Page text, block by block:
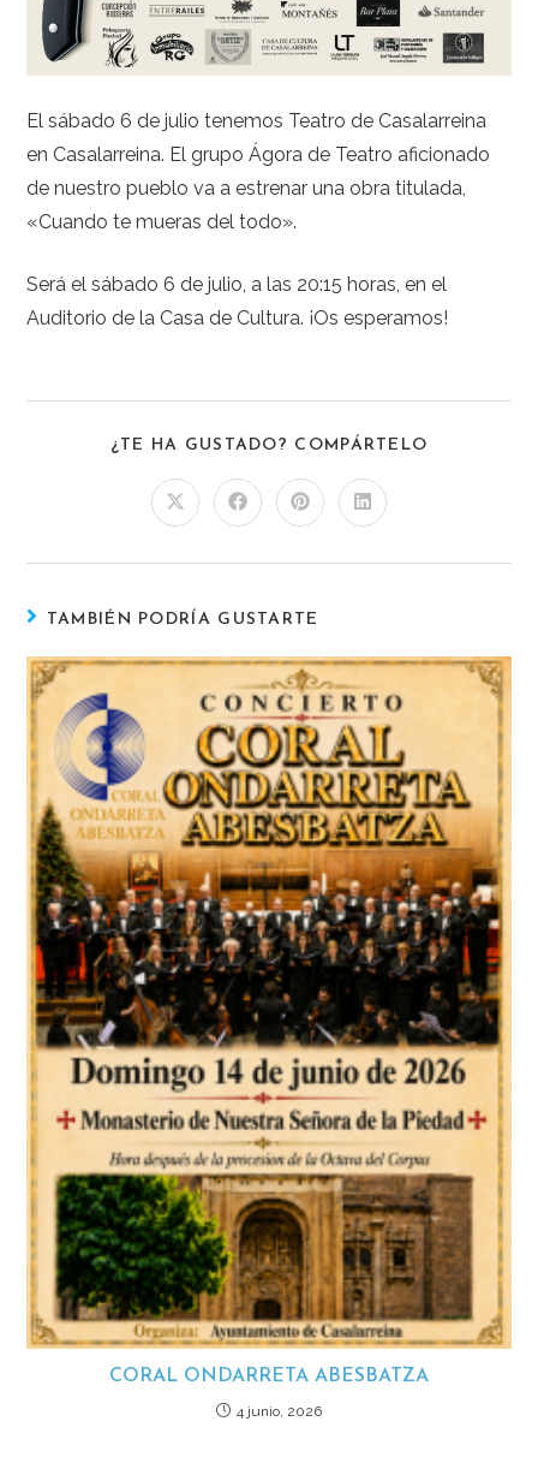
El sábado 6 de julio tenemos Teatro de Casalarreina
en Casalarreina. El grupo Ágora de Teatro aficionado
de nuestro pueblo va a estrenar una obra titulada,
«Cuando te mueras del todo».
Será el sábado 6 de julio, a las 20:15 horas, en el
Auditorio de la Casa de Cultura. ¡Os esperamos!
¿TE HA GUSTADO? COMPÁRTELO
TAMBIÉN PODRÍA GUSTARTE
CORAL ONDARRETA ABESBATZA
4 junio, 2026